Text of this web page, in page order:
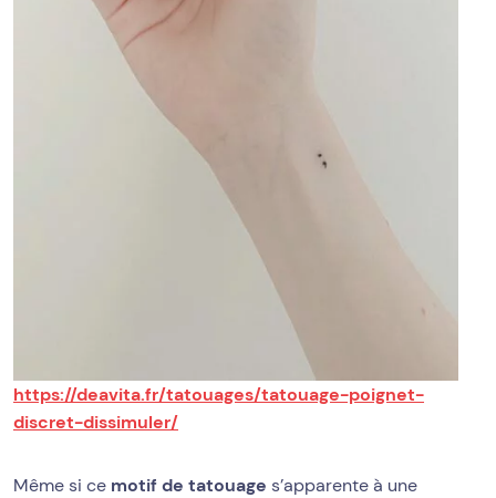
https://deavita.fr/tatouages/tatouage-poignet-
discret-dissimuler/
Même si ce motif de tatouage s’apparente à une